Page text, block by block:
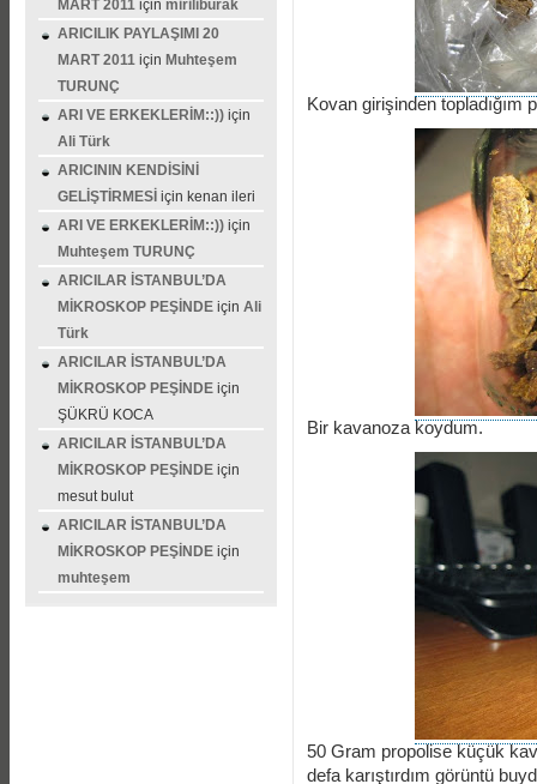
MART 2011 için miriliburak
ARICILIK PAYLAŞIMI 20
MART 2011 için Muhteşem
TURUNÇ
ARI VE ERKEKLERİM::)) için
Ali Türk
ARICININ KENDİSİNİ
GELİŞTİRMESİ için kenan ileri
ARI VE ERKEKLERİM::)) için
Muhteşem TURUNÇ
ARICILAR İSTANBUL’DA
MİKROSKOP PEŞİNDE için Ali
Türk
ARICILAR İSTANBUL’DA
MİKROSKOP PEŞİNDE için
ŞÜKRÜ KOCA
ARICILAR İSTANBUL’DA
MİKROSKOP PEŞİNDE için
mesut bulut
ARICILAR İSTANBUL’DA
MİKROSKOP PEŞİNDE için
muhteşem
Kovan girişinden topladığım
Bir kavanoza koydum.
50 Gram propolise küçük
defa karıştırdım görüntü